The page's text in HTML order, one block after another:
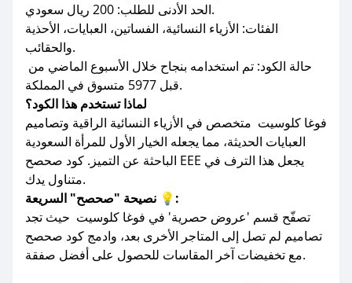
الحد الأدنى للطلب: 200 ريال سعودي.
الفئات: الأزياء النسائية، الفساتين، العبايات، الأحذية
والحقائب.
حالة الكود: تم استخدامه بنجاح خلال الأسبوع الماضي من
قبل 5977 متسوق في المملكة.
لماذا تستخدم هذا الكود؟
فوغا كلوسيت متخصص في الأزياء النسائية الراقية وتصاميم
العبايات الحديثة، مما يجعله الخيار الأول للمرأة السعودية
الباحثة عن التميز. كود صحصح EEE يجعل هذا الترف في
متناول يدك.
نصيحة "صحصح" السريعة 💡:
تصفّح قسم 'عروض حصرية' في فوغا كلوسيت حيث تجد
تصاميم لم تصل إلى المتاجر الأخرى بعد، وادمج كود صحصح
مع تخفيضات آخر المقاسات للحصول على أفضل صفقة.